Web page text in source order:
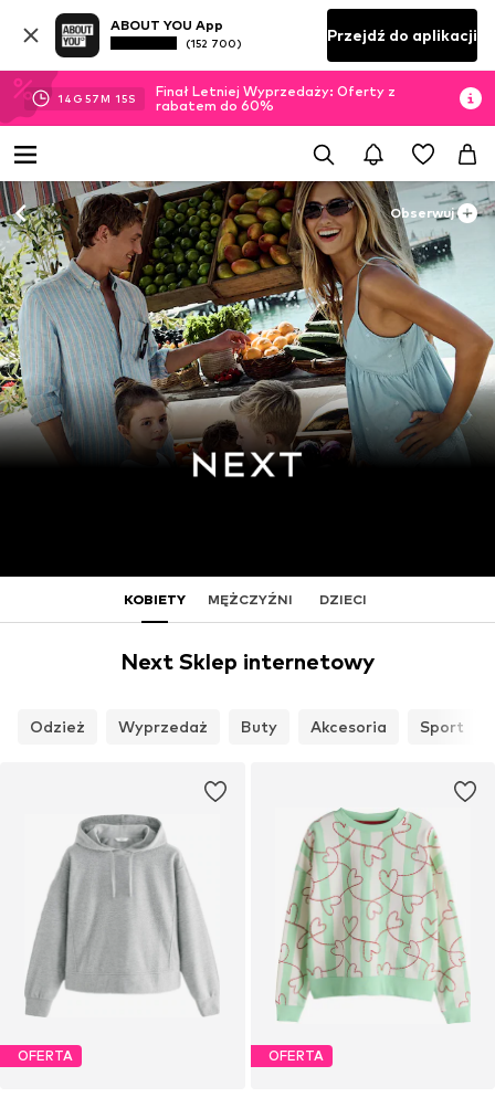
ABOUT YOU App
(152 700) Przejdź do aplikacji
14 G 57M 13S
Finał Letniej Wyprzedaży: Oferty z
rabatem do 60%
Obserwuj
KOBIETY MĘŻCZYŹNI DZIECI
Next Sklep internetowy
Odzież Wyprzedaż Buty Akcesoria Sport
OFERTA OFERTA